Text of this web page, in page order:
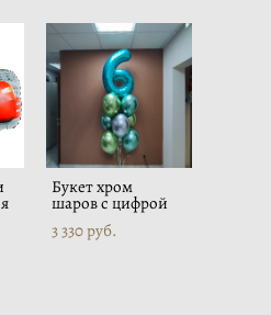
Букет хром
шаров с цифрой
3 330 pуб.